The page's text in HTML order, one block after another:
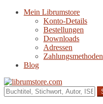
Navigation
Zum
Mein Librumstore
Konto-Details
Bestellungen
Downloads
Adressen
Zahlungsmethoden
Blog
Suche
nach: